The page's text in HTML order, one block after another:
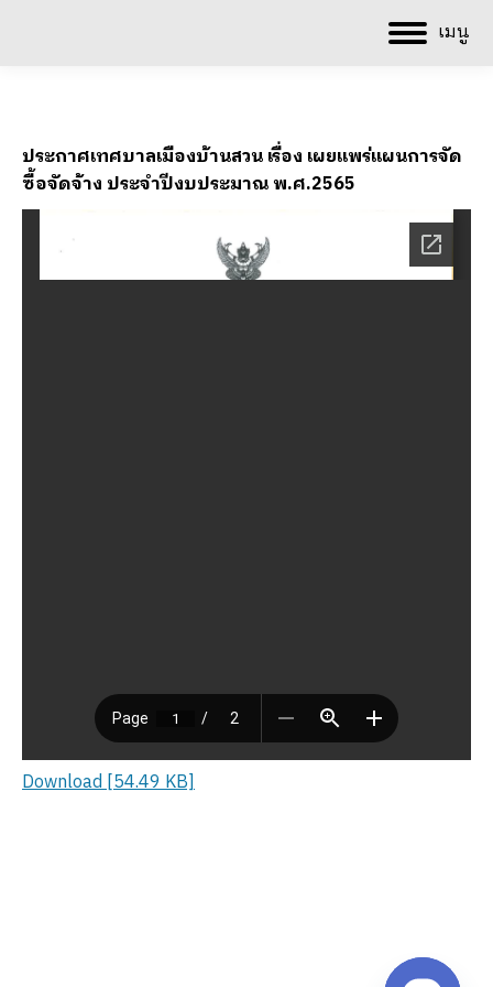
เมนู
ประกาศเทศบาลเมืองบ้านสวน เรื่อง เผยแพร่แผนการจัด
ซื้อจัดจ้าง ประจำปีงบประมาณ พ.ศ.2565
Download [54.49 KB]